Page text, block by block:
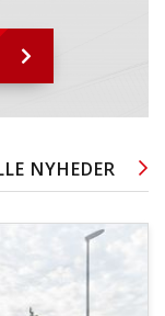
NYHEDER